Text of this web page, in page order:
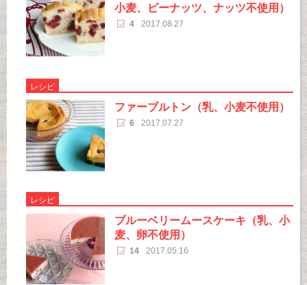
小麦、ピーナッツ、ナッツ不使用）
4 2017.08.27
レシピ
ファーブルトン（乳、小麦不使用）
6 2017.07.27
レシピ
ブルーベリームースケーキ（乳、小
麦、卵不使用）
14 2017.05.16